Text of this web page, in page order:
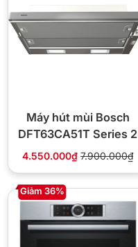
Máy hút mùi Bosch
DFT63CA51T Series 2
4.550.000₫ 7.900.000₫
Giảm 36%